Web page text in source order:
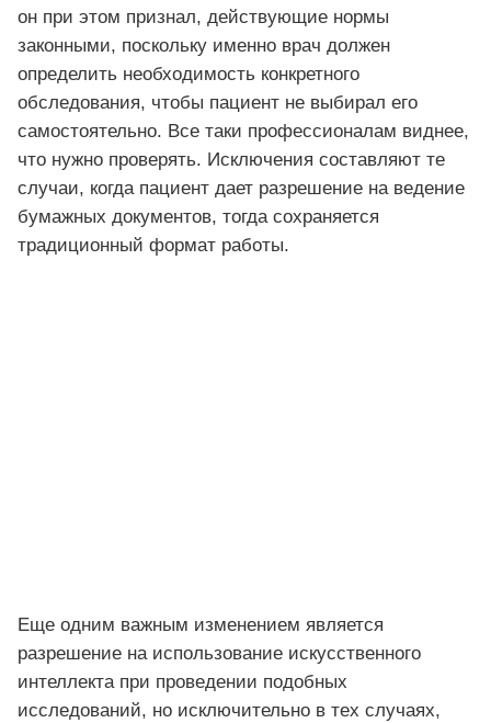
он при этом признал, действующие нормы
законными, поскольку именно врач должен
определить необходимость конкретного
обследования, чтобы пациент не выбирал его
самостоятельно. Все таки профессионалам виднее,
что нужно проверять. Исключения составляют те
случаи, когда пациент дает разрешение на ведение
бумажных документов, тогда сохраняется
традиционный формат работы.
Еще одним важным изменением является
разрешение на использование искусственного
интеллекта при проведении подобных
исследований, но исключительно в тех случаях,